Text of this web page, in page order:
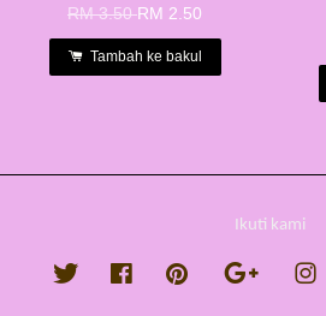
RM 3.50RM 2.50
Tambah ke bakul
Ikuti kami
Twitter FacebookPinterest Google